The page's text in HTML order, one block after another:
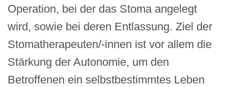
Operation, bei der das Stoma angelegt
wird, sowie bei deren Entlassung. Ziel der
Stomatherapeuten/-innen ist vor allem die
Stärkung der Autonomie, um den
Betroffenen ein selbstbestimmtes Leben